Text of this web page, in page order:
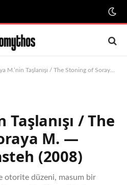
Taşlanışı / The Stoning of Soraya M. — Cyrus Nowrasteh (2008)
Taşlanışı / The
M. —
(2008)
otorite düzeni, masum bir